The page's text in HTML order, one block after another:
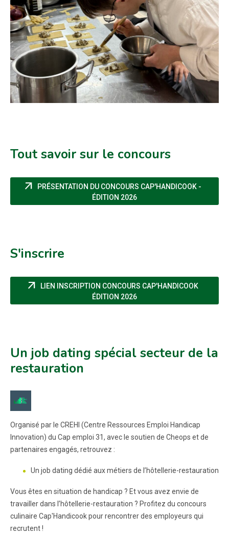
Tout savoir sur le concours
arrow_outward
PRÉSENTATION DU CONCOURS CAP'HANDICOOK -
ÉDITION 2026(NOUVELLE FENÊTRE)
S'inscrire
arrow_outward
LIEN INSCRIPTION CONCOURS CAP'HANDICOOK
ÉDITION 2026(NOUVELLE FENÊTRE)
Un job dating spécial secteur de la
restauration
Organisé par le CREHI (Centre Ressources Emploi Handicap
Innovation) du Cap emploi 31, avec le soutien de Cheops et de
partenaires engagés, retrouvez :
Un job dating dédié aux métiers de l’hôtellerie-restauration
Vous êtes en situation de handicap ? Et vous avez envie de
travailler dans l’hôtellerie-restauration ? Profitez du concours
culinaire Cap'Handicook pour rencontrer des employeurs qui
recrutent !